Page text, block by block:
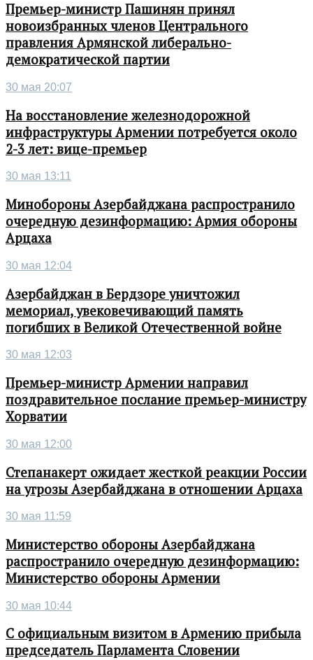
Премьер-министр Пашинян принял
новоизбранных членов Центрального
правления Армянской либерально-
демократической партии
30 мая 20:07
На восстановление железнодорожной
инфраструктуры Армении потребуется около
2-3 лет: вице-премьер
30 мая 13:11
Минобороны Азербайджана распространило
очередную дезинформацию: Армия обороны
Арцаха
30 мая 12:04
Азербайджан в Бердзоре уничтожил
мемориал, увековечивающий память
погибших в Великой Отечественной войне
30 мая 12:03
Премьер-министр Армении направил
поздравительное послание премьер-министру
Хорватии
30 мая 12:00
Степанакерт ожидает жесткой реакции России
на угрозы Азербайджана в отношении Арцаха
30 мая 11:59
Министерство обороны Азербайджана
распространило очередную дезинформацию:
Министерство обороны Армении
30 мая 10:44
С официальным визитом в Армению прибыла
председатель Парламента Словении